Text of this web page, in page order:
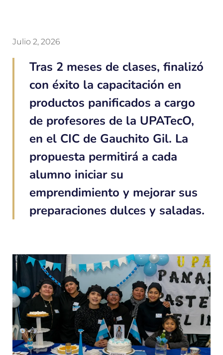
Julio 2, 2026
Tras 2 meses de clases, finalizó
con éxito la capacitación en
productos panificados a cargo
de profesores de la UPATecO,
en el CIC de Gauchito Gil. La
propuesta permitirá a cada
alumno iniciar su
emprendimiento y mejorar sus
preparaciones dulces y saladas.